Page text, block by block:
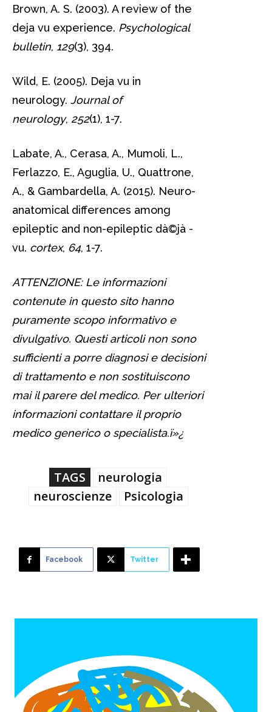
Brown, A. S. (2003). A review of the
deja vu experience. Psychological
bulletin, 129(3), 394.
Wild, E. (2005). Deja vu in
neurology. Journal of
neurology, 252(1), 1-7.
Labate, A., Cerasa, A., Mumoli, L.,
Ferlazzo, E., Aguglia, U., Quattrone,
A., & Gambardella, A. (2015). Neuro-
anatomical differences among
epileptic and non-epileptic dà©jà -
vu. cortex, 64, 1-7.
ATTENZIONE: Le informazioni
contenute in questo sito hanno
puramente scopo informativo e
divulgativo. Questi articoli non sono
sufficienti a porre diagnosi e decisioni
di trattamento e non sostituiscono
mai il parere del medico. Per ulteriori
informazioni contattare il proprio
medico generico o specialista.ï»¿
TAGS
neurologia
neuroscienze
Psicologia
Facebook Twitter